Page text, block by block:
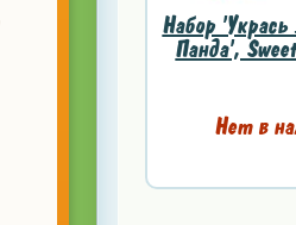
Набор
Панда',
Нет в